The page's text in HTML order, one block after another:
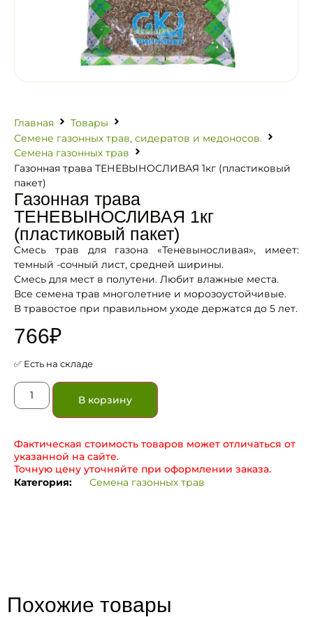
Главная
Товары
Семене газонных трав, сидератов и медоносов.
Семена газонных трав
Газонная трава ТЕНЕВЫНОСЛИВАЯ 1кг (пластиковый
пакет)
Газонная трава
ТЕНЕВЫНОСЛИВАЯ 1кг
(пластиковый пакет)
Смесь трав для газона «Теневыносливая», имеет:
темный -сочный лист, средней ширины.
Смесь для мест в полутени. Любит влажные места.
Все семена трав многолетние и морозоустойчивые.
В травостое при правильном уходе держатся до 5 лет.
766₽
✅ Есть на складе
В корзину
Фактическая стоимость товаров может отличаться от
указанной на сайте.
Точную цену уточняйте при оформлении заказа.
Категория:
Семена газонных трав
Похожие товары